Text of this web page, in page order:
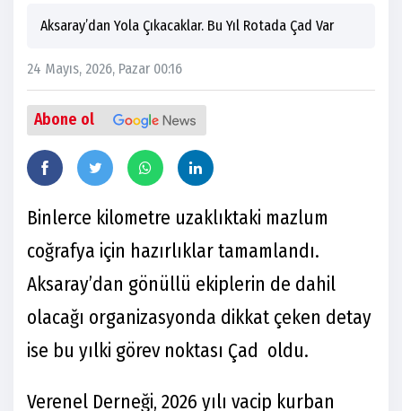
Aksaray’dan Yola Çıkacaklar. Bu Yıl Rotada Çad Var
24 Mayıs, 2026, Pazar 00:16
Abone ol
Binlerce kilometre uzaklıktaki mazlum
coğrafya için hazırlıklar tamamlandı.
Aksaray’dan gönüllü ekiplerin de dahil
olacağı organizasyonda dikkat çeken detay
ise bu yılki görev noktası Çad oldu.
Verenel Derneği, 2026 yılı vacip kurban